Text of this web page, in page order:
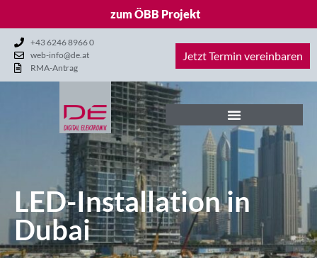
zum ÖBB Projekt
+43 6246 8966 0
web-info@de.at
RMA-Antrag
Jetzt Termin vereinbaren
LED-Installation in
Dubai